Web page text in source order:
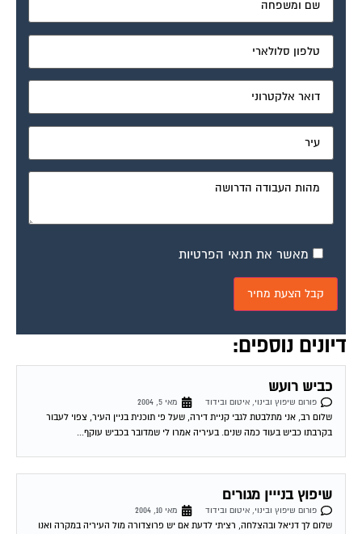
דיונים נוספים:
כביש רועש
פורום שיפוץ ובינוי, איטום ובידוד
שלום רב, אני מתלבטת לגבי קניית דירה, שעל פי תוכנית בניין העיר, צפוי לעבור
בקרבתו כביש בעוד כמה שנים. בעיריה אמרו לי שמדובר בכביש עוקף...
שיפוץ בנייין מגורים
פורום שיפוץ ובינוי, איטום ובידוד
שלום לך דניאל ובהצלחה, רציתי לדעת אם יש פרוצדורה מול העיריה במקרה ואנו
גרים בשכונה עם אנשים מעוטי יכולת, על מנת לשפץ את המבנה- האם...